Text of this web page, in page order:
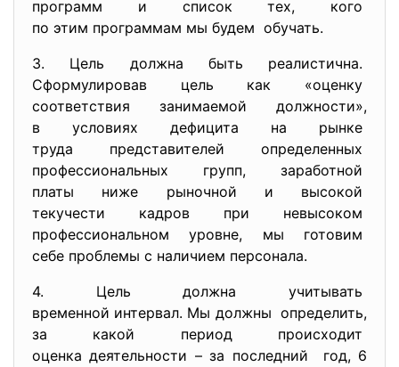
программ и список тех, кого
по этим программам мы будем обучать.
3. Цель должна быть реалистична.
Сформулировав цель как «оценку
соответствия занимаемой должности»,
в условиях дефицита на рынке
труда представителей определенных
профессиональных групп, заработной
платы ниже рыночной и высокой
текучести кадров при невысоком
профессиональном уровне, мы готовим
себе проблемы с наличием персонала.
4. Цель должна учитывать
временной интервал. Мы должны определить,
за какой период происходит
оценка деятельности – за последний год, 6